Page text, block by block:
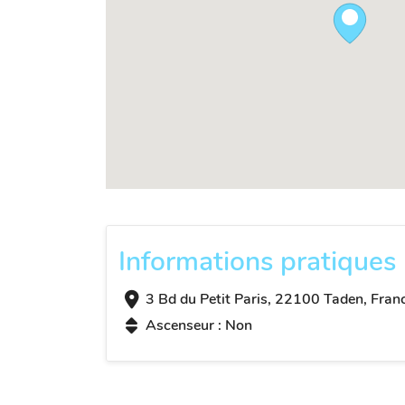
Informations pratiques
3 Bd du Petit Paris, 22100 Taden,
Ascenseur : Non